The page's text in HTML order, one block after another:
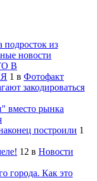
подросток из
новости
В
1 в Фотофакт
закодироваться
вместо рынка
построили 1
12 в Новости
города. Как это